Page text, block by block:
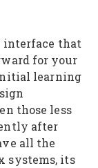
interface that
for your
learning
those less
after
all the
systems, its